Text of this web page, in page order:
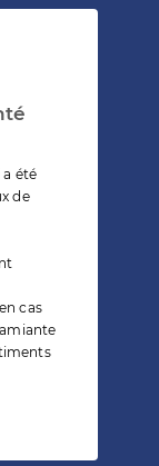
a été
de
cas